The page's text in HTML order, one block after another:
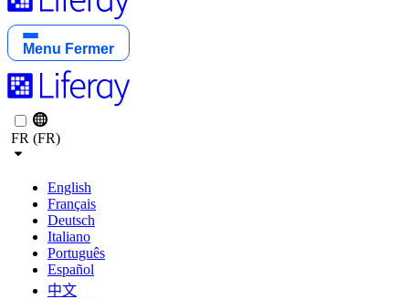
Menu Fermer
FR (FR)
English
Français
Deutsch
Italiano
Português
Español
中文